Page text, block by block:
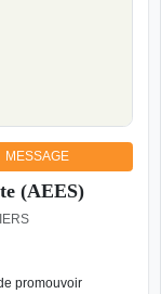
MESSAGE
(AEES)
promouvoir